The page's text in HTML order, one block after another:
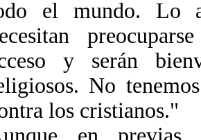
el mundo. Lo
y serán
No
los cristianos."